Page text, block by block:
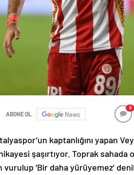
ABONE OL News
0
kaptanlığını yapan
şaşırtıyor. Toprak sahada
vurulup ‘Bir daha yürüyemez’